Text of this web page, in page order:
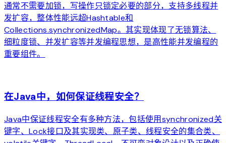
通常不需要加锁，写操作只锁定必要的部分，支持多线程并
发扩容，整体性能远超Hashtable和
Collections.synchronizedMap。其实现体现了无锁算法、
细粒度锁、并发扩容等并发编程思想，是高性能并发编程的
重要组件。
在Java中，如何保证线程安全？
Java中保证线程安全有多种方法，包括使用synchronized关
键字、Lock接口及其实现类、原子类、线程安全的集合类、